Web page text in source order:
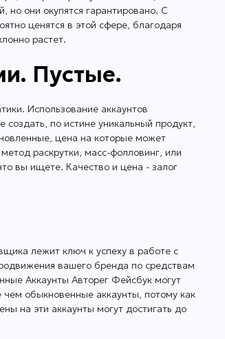
но они окупятся гарантировано. С
ценятся в этой сфере, благодаря
растет.
Пустые.
Использование аккаунтов
по истине уникальный продукт,
цена на которые может
раскрутки, масс-фолловинг, или
вы ищете. Качество и цена - залог
лежит ключ к успеху в работе с
вашего бренда по средствам
Аккаунты Авторег Фейсбук могут
чем обыкновенные аккаунты, потому как
на эти аккаунты могут достигать до